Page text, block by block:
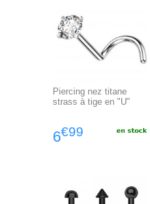
Piercing nez titane
strass à tige en "U"
6€99